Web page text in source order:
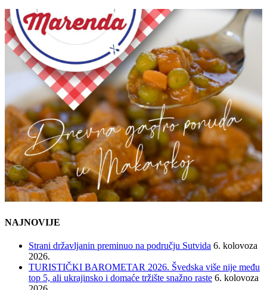
NAJNOVIJE
Strani državljanin preminuo na području Sutvida 6. kolovoza
2026.
TURISTIČKI BAROMETAR 2026. Švedska više nije među
top 5, ali ukrajinsko i domaće tržište snažno raste 6. kolovoza